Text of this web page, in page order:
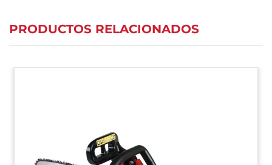
PRODUCTOS RELACIONADOS